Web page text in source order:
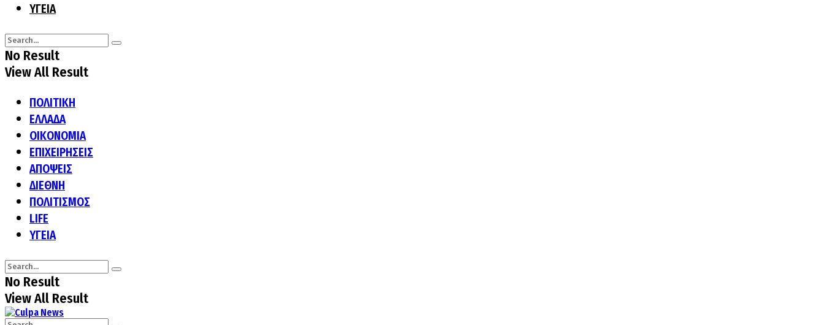
ΥΓΕΙΑ
No Result
View All Result
ΠΟΛΙΤΙΚΗ
ΕΛΛΑΔΑ
ΟΙΚΟΝΟΜΙΑ
ΕΠΙΧΕΙΡΗΣΕΙΣ
ΑΠΟΨΕΙΣ
ΔΙΕΘΝΗ
ΠΟΛΙΤΙΣΜΟΣ
LIFE
ΥΓΕΙΑ
No Result
View All Result